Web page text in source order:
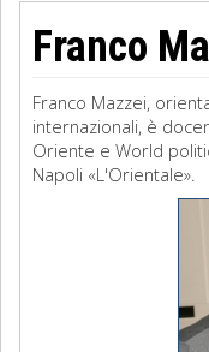
Franco
Franco Mazzei,
internazionali, è
Oriente e World
Napoli «L'Orientale».